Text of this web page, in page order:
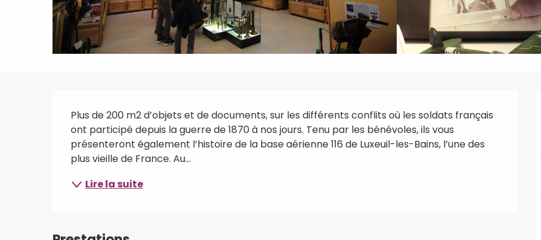
Description
Plus de 200 m2 d’objets et de documents, sur les différents conflits où les soldats français
ont participé depuis la guerre de 1870 à nos jours. Tenu par les bénévoles, ils vous
présenteront également l’histoire de la base aérienne 116 de Luxeuil-les-Bains, l’une des
plus vieille de France. Au...
Lire la suite